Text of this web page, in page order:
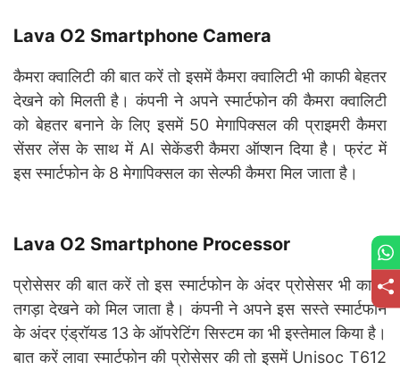
Lava O2 Smartphone Camera
कैमरा क्वालिटी की बात करें तो इसमें कैमरा क्वालिटी भी काफी बेहतर
देखने को मिलती है। कंपनी ने अपने स्मार्टफोन की कैमरा क्वालिटी
को बेहतर बनाने के लिए इसमें 50 मेगापिक्सल की प्राइमरी कैमरा
सेंसर लेंस के साथ में AI सेकेंडरी कैमरा ऑप्शन दिया है। फ्रंट में
इस स्मार्टफोन के 8 मेगापिक्सल का सेल्फी कैमरा मिल जाता है।
Lava O2 Smartphone Processor
प्रोसेसर की बात करें तो इस स्मार्टफोन के अंदर प्रोसेसर भी काफी
तगड़ा देखने को मिल जाता है। कंपनी ने अपने इस सस्ते स्मार्टफोन
के अंदर एंड्रॉयड 13 के ऑपरेटिंग सिस्टम का भी इस्तेमाल किया है।
बात करें लावा स्मार्टफोन की प्रोसेसर की तो इसमें Unisoc T612